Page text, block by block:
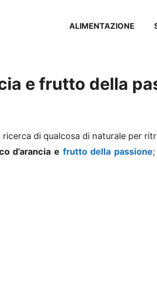
ALIMENTAZIONE
e frutto della
ricerca di qualcosa di naturale per
d’arancia e frutto della passione